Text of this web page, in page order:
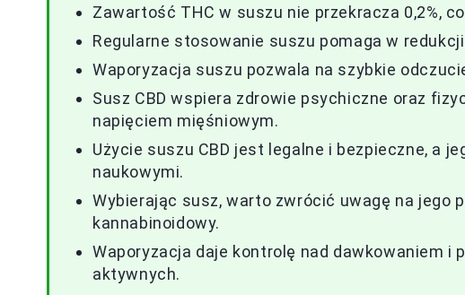
Zawartość THC w suszu nie przekracza 0,2%,
Regularne stosowanie suszu pomaga w
Waporyzacja suszu pozwala na szybkie
Susz CBD wspiera zdrowie psychiczne oraz
napięciem mięśniowym.
Użycie suszu CBD jest legalne i bezpieczne, a
naukowymi.
Wybierając susz, warto zwrócić uwagę na jego
kannabinoidowy.
Waporyzacja daje kontrolę nad dawkowaniem i
aktywnych.